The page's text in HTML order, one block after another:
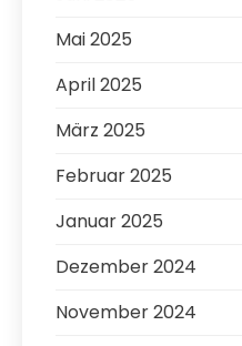
Mai 2025
April 2025
März 2025
Februar 2025
Januar 2025
Dezember 2024
November 2024